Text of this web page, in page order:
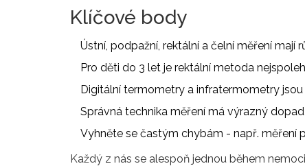
Klíčové body
Ústní, podpažní, rektální a čelní měření mají
Pro děti do 3 let je rektální metoda
Digitální termometry a infratermometry
Správná technika měření má výrazný
Vyhněte se častým chybám - např. měření
Každý z nás se alespoň jednou během